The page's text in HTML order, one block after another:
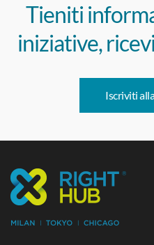
Tieniti
iniziative,
Iscriviti